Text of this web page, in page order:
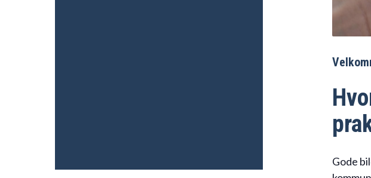
Gode